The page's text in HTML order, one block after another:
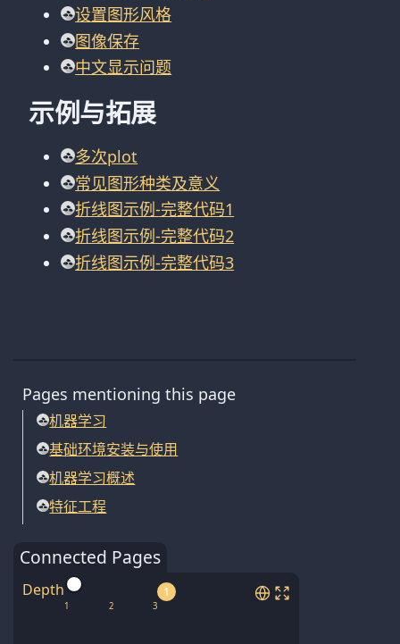
设置图形风格
图像保存
中文显示问题
示例与拓展
多次plot
常见图形种类及意义
折线图示例-完整代码1
折线图示例-完整代码2
折线图示例-完整代码3
Connected Pages
Depth 1
Pages mentioning this page
机器学习
基础环境安装与使用
机器学习概述
特征工程